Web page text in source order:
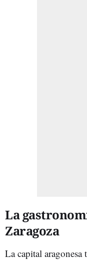
La
Zaragoza
La capital aragonesa